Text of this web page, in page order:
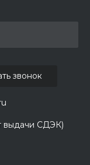
выдачи СДЭК)
звонок